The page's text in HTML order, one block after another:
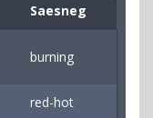
Saesneg
burning
red-hot